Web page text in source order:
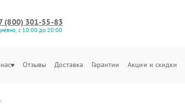
(800) 301-55-83
с 10:00 до 20:00
Отзывы Доставка Гарантии Акции и скидки